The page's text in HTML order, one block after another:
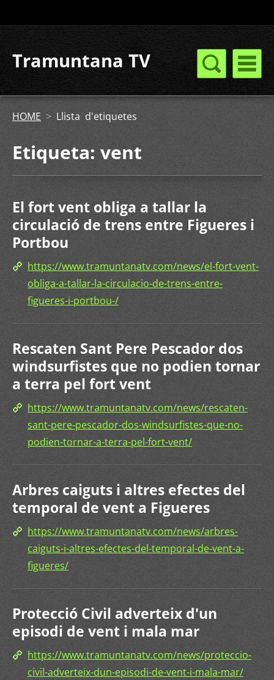
Tramuntana TV
HOME > Llista d'etiquetes
Etiqueta: vent
El fort vent obliga a tallar la
circulació de trens entre Figueres i
Portbou
https://www.tramuntanatv.com/news/el-fort-vent-
obliga-a-tallar-la-circulacio-de-trens-entre-
figueres-i-portbou-/
Rescaten Sant Pere Pescador dos
windsurfistes que no podien tornar
a terra pel fort vent
https://www.tramuntanatv.com/news/rescaten-
sant-pere-pescador-dos-windsurfistes-que-no-
podien-tornar-a-terra-pel-fort-vent/
Arbres caiguts i altres efectes del
temporal de vent a Figueres
https://www.tramuntanatv.com/news/arbres-
caiguts-i-altres-efectes-del-temporal-de-vent-a-
figueres/
Protecció Civil adverteix d'un
episodi de vent i mala mar
https://www.tramuntanatv.com/news/proteccio-
civil-adverteix-dun-episodi-de-vent-i-mala-mar/